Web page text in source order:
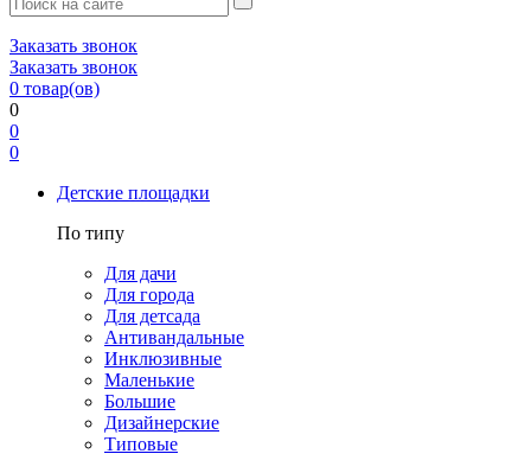
Заказать звонок
Заказать звонок
0 товар(ов)
0
0
0
Детские площадки
По типу
Для дачи
Для города
Для детсада
Антивандальные
Инклюзивные
Маленькие
Большие
Дизайнерские
Типовые